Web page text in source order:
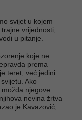
svijet u kojem
vrijednosti,
u pitanje.
koje ne
prema
teret, već jedini
Ako
njegove
nevina žrtva
je Kavazović,